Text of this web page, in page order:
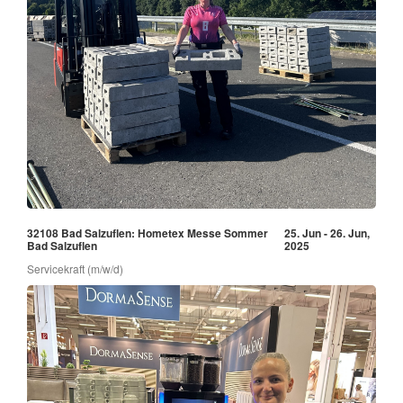
32108 Bad Salzuflen: Hometex Messe Sommer
Bad Salzuflen
25. Jun - 26. Jun,
2025
Servicekraft (m/w/d)